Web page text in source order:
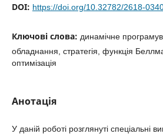
DOI: https://doi.org/10.32782/2618-
Ключові слова: динамічне
обладнання, стратегія, функція
оптимізація
Анотація
У даній роботі розглянуті спеціальні